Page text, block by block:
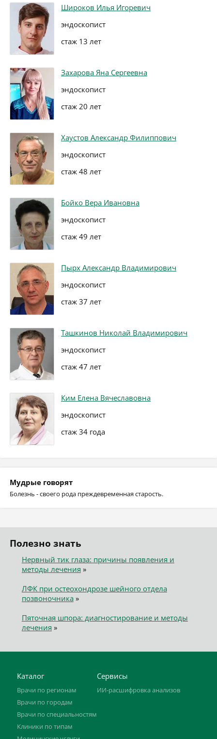
Широков Илья Игоревич
эндоскопист
стаж 13 лет
Захарова Яна Сергеевна
эндоскопист
стаж 20 лет
Хаустов Александр Филиппович
эндоскопист
стаж 48 лет
Бойко Вера Ивановна
эндоскопист
стаж 49 лет
Пырх Александр Владимирович
эндоскопист
стаж 37 лет
Ташкинов Николай Владимирович
эндоскопист
стаж 47 лет
Ким Елена Вячеславовна
эндоскопист
стаж 34 года
Мудрые говорят
Болезнь - своего рода преждевременная старость.
Полезно знать
Нервный тик глаза: причины появления и
методы лечения »
ЛФК при остеохондрозе шейного отдела
позвоночника»
Пяточная шпора: диагностирование и методы
лечения »
Каталог
Врачи по регионам
Врачи по городам
Врачи по специальностям
Клиники по типам
Сервисы
ИИ-расшифровка анализов